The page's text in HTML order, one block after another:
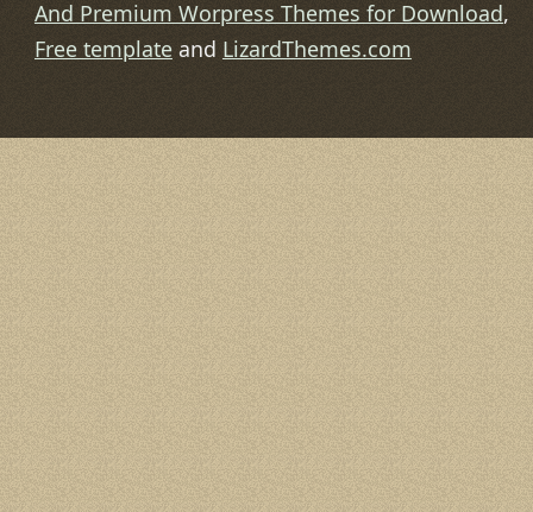
And Premium Worpress Themes for Download,
Free templateand LizardThemes.com